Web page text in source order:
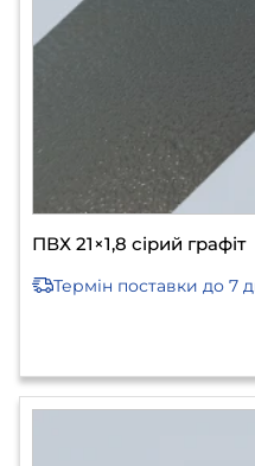
ПВХ 21×1,8 сірий графіт
Термін поставки до 7